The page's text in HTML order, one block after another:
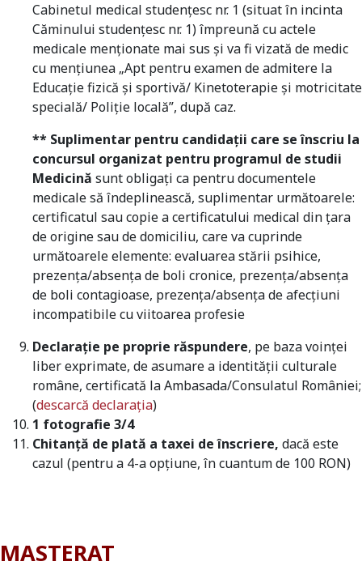
Cabinetul medical studențesc nr. 1 (situat în incinta
Căminului studențesc nr. 1) împreună cu actele
medicale menționate mai sus și va fi vizată de medic
cu mențiunea „Apt pentru examen de admitere la
Educație fizică și sportivă/ Kinetoterapie și motricitate
specială/ Poliție locală”, după caz.
** Suplimentar pentru candidații care se înscriu la
concursul organizat pentru programul de studii
Medicină sunt obligați ca pentru documentele
medicale să îndeplinească, suplimentar următoarele:
certificatul sau copie a certificatului medical din țara
de origine sau de domiciliu, care va cuprinde
următoarele elemente: evaluarea stării psihice,
prezența/absența de boli cronice, prezența/absența
de boli contagioase, prezența/absența de afecțiuni
incompatibile cu viitoarea profesie
Declarație pe proprie răspundere, pe baza voinței
liber exprimate, de asumare a identității culturale
române, certificată la Ambasada/Consulatul României;
(descarcă declarația)
1 fotografie 3/4
Chitanță de plată a taxei de înscriere, dacă este
cazul (pentru a 4-a opțiune, în cuantum de 100 RON)
MASTERAT